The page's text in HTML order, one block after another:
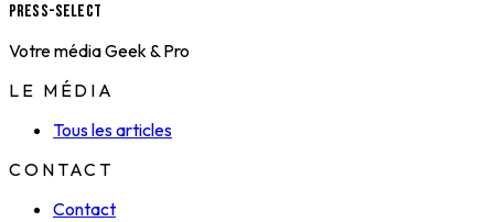
Press-Select
Votre média Geek & Pro
LE MÉDIA
Tous les articles
CONTACT
Contact